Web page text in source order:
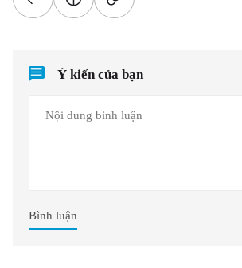
Ý kiến của bạn
Bình luận